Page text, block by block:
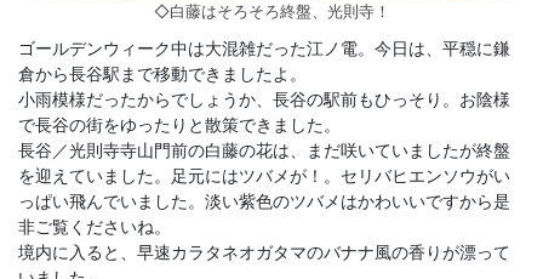
◇白藤はそろそろ終盤、光則寺！
ゴールデンウィーク中は大混雑だった江ノ電。今日は、平穏に鎌
倉から長谷駅まで移動できましたよ。
小雨模様だったからでしょうか、長谷の駅前もひっそり。お陰様
で長谷の街をゆったりと散策できました。
長谷／光則寺寺山門前の白藤の花は、まだ咲いていましたが終盤
を迎えていました。足元にはツバメが！。セリバヒエンソウがい
っぱい飛んでいました。淡い紫色のツバメはかわいいですから是
非ご覧くださいね。
境内に入ると、早速カラタネオガタマのバナナ風の香りが漂って